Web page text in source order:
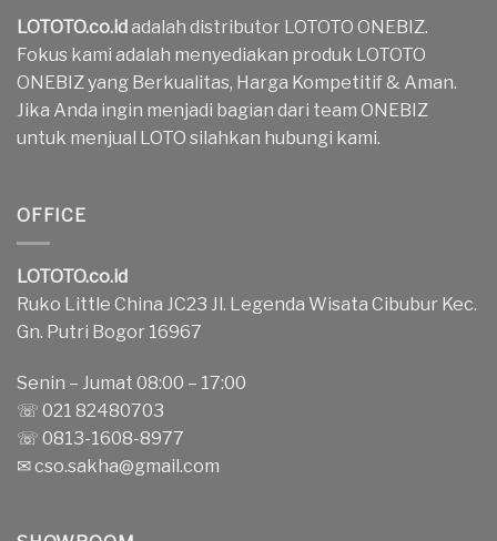
LOTOTO.co.id adalah distributor LOTOTO ONEBIZ.
Fokus kami adalah menyediakan produk LOTOTO
ONEBIZ yang Berkualitas, Harga Kompetitif & Aman.
Jika Anda ingin menjadi bagian dari team ONEBIZ
untuk menjual LOTO silahkan hubungi kami.
OFFICE
LOTOTO.co.id
Ruko Little China JC23 Jl. Legenda Wisata Cibubur Kec.
Gn. Putri Bogor 16967
Senin – Jumat 08:00 – 17:00
☏ 021 82480703
☏ 0813-1608-8977
✉cso.sakha@gmail.com